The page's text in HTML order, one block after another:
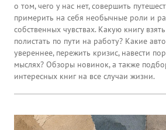
о том, чего у нас нет, совершить
примерить на себя необычные роли и
собственных чувствах. Какую книгу
полистать по пути на работу? Какие
увереннее, пережить кризис, навести
мыслях? Обзоры новинок, а также
интересных книг на все случаи жизни.